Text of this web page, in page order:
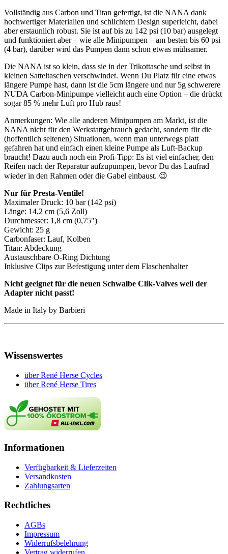
Vollständig aus Carbon und Titan gefertigt, ist die NANA dank
hochwertiger Materialien und schlichtem Design superleicht, dabei
aber erstaunlich robust. Sie ist auf bis zu 142 psi (10 bar) ausgelegt
und funktioniert aber – wie alle Minipumpen – am besten bis 60 psi
(4 bar), darüber wird das Pumpen dann schon etwas mühsamer.
Die NANA ist so klein, dass sie in der Trikottasche und selbst in
kleinen Satteltaschen verschwindet. Wenn Du Platz für eine etwas
längere Pumpe hast, dann ist die 5cm längere und nur 5g schwerere
NUDA Carbon-Minipumpe vielleicht auch eine Option – die drückt
sogar 85 % mehr Luft pro Hub raus!
Anmerkungen: Wie alle anderen Minipumpen am Markt, ist die
NANA nicht für den Werkstattgebrauch gedacht, sondern für die
(hoffentlich seltenen) Situationen, wenn man unterwegs platt
gefahren hat und einfach einen kleine Pumpe als Luft-Backup
braucht! Dazu auch noch ein Profi-Tipp: Es ist viel einfacher, den
Reifen nach der Reparatur aufzupumpen, bevor Du das Laufrad
wieder in den Rahmen oder die Gabel einbaust. 😉
Nur für Presta-Ventile!
Maximaler Druck: 10 bar (142 psi)
Länge: 14,2 cm (5,6 Zoll)
Durchmesser: 1,8 cm (0,75″)
Gewicht: 25 g
Carbonfaser: Lauf, Kolben
Titan: Abdeckung
Austauschbare O-Ring Dichtung
Inklusive Clips zur Befestigung unter dem Flaschenhalter
Nicht geeignet für die neuen Schwalbe Clik-Valves weil der
Adapter nicht passt!
Made in Italy by Barbieri
Wissenswertes
über René Herse Cycles
über René Herse Tires
Informationen
Verfügbarkeit & Lieferzeiten
Versandkosten
Zahlungsarten
Rechtliches
AGBs
Impressum
Widerrufsbelehrung
Vertrag widerrufen